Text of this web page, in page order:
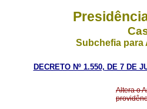
Subchefia
DECRETO Nº 1.550, DE 7 DE
Altera o